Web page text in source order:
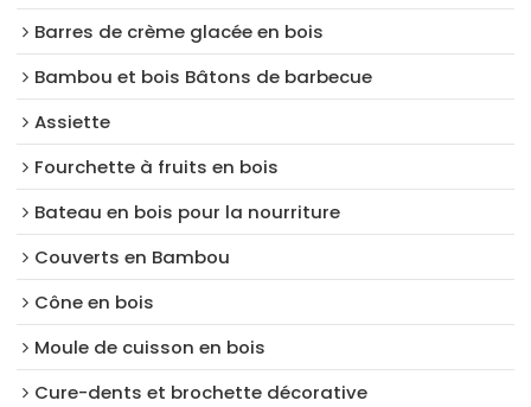
Barres de crème glacée en bois
Bambou et bois Bâtons de barbecue
Assiette
Fourchette à fruits en bois
Bateau en bois pour la nourriture
Couverts en Bambou
Cône en bois
Moule de cuisson en bois
Cure-dents et brochette décorative